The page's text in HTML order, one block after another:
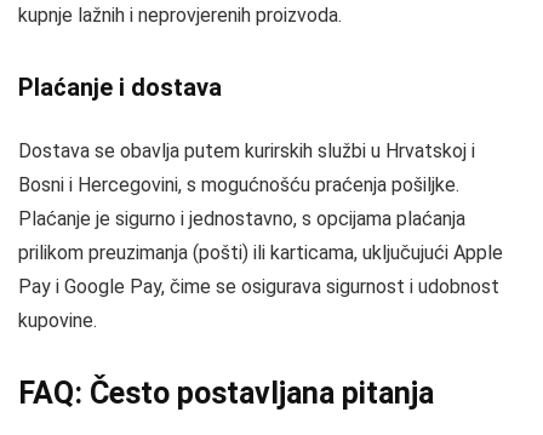
kupnje lažnih i neprovjerenih proizvoda.
Plaćanje i dostava
Dostava se obavlja putem kurirskih službi u Hrvatskoj i
Bosni i Hercegovini, s mogućnošću praćenja pošiljke.
Plaćanje je sigurno i jednostavno, s opcijama plaćanja
prilikom preuzimanja (pošti) ili karticama, uključujući Apple
Pay i Google Pay, čime se osigurava sigurnost i udobnost
kupovine.
FAQ: Često postavljana pitanja